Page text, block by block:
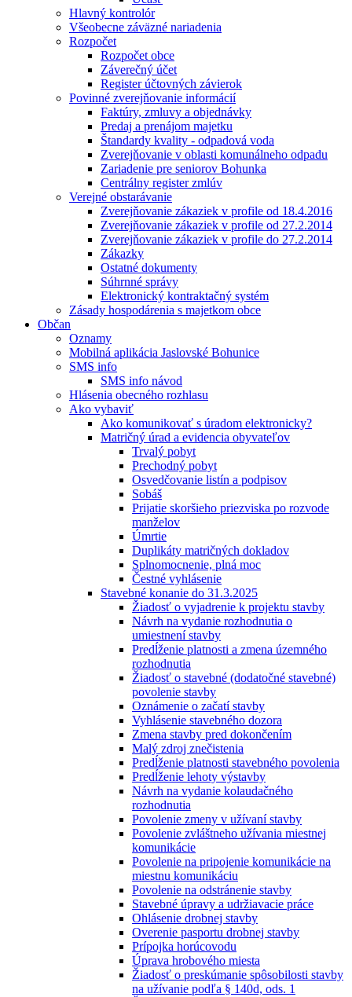
Hlavný kontrolór
Všeobecne záväzné nariadenia
Rozpočet
Rozpočet obce
Záverečný účet
Register účtovných závierok
Povinné zverejňovanie informácií
Faktúry, zmluvy a objednávky
Predaj a prenájom majetku
Štandardy kvality - odpadová voda
Zverejňovanie v oblasti komunálneho odpadu
Zariadenie pre seniorov Bohunka
Centrálny register zmlúv
Verejné obstarávanie
Zverejňovanie zákaziek v profile od 18.4.2016
Zverejňovanie zákaziek v profile od 27.2.2014
Zverejňovanie zákaziek v profile do 27.2.2014
Zákazky
Ostatné dokumenty
Súhrnné správy
Elektronický kontraktačný systém
Zásady hospodárenia s majetkom obce
Občan
Oznamy
Mobilná aplikácia Jaslovské Bohunice
SMS info
SMS info návod
Hlásenia obecného rozhlasu
Ako vybaviť
Ako komunikovať s úradom elektronicky?
Matričný úrad a evidencia obyvateľov
Trvalý pobyt
Prechodný pobyt
Osvedčovanie listín a podpisov
Sobáš
Prijatie skoršieho priezviska po rozvode
manželov
Úmrtie
Duplikáty matričných dokladov
Splnomocnenie, plná moc
Čestné vyhlásenie
Stavebné konanie do 31.3.2025
Žiadosť o vyjadrenie k projektu stavby
Návrh na vydanie rozhodnutia o
umiestnení stavby
Predĺženie platnosti a zmena územného
rozhodnutia
Žiadosť o stavebné (dodatočné stavebné)
povolenie stavby
Oznámenie o začatí stavby
Vyhlásenie stavebného dozora
Zmena stavby pred dokončením
Malý zdroj znečistenia
Predĺženie platnosti stavebného povolenia
Predĺženie lehoty výstavby
Návrh na vydanie kolaudačného
rozhodnutia
Povolenie zmeny v užívaní stavby
Povolenie zvláštneho užívania miestnej
komunikácie
Povolenie na pripojenie komunikácie na
miestnu komunikáciu
Povolenie na odstránenie stavby
Stavebné úpravy a udržiavacie práce
Ohlásenie drobnej stavby
Overenie pasportu drobnej stavby
Prípojka horúcovodu
Úprava hrobového miesta
Žiadosť o preskúmanie spôsobilosti stavby
na užívanie podľa § 140d, ods. 1